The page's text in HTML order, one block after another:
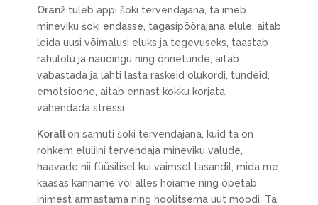
Oranžtuleb appi šoki tervendajana, ta imeb
mineviku šoki endasse, tagasipöörajana elule, aitab
leida uusi võimalusi eluks ja tegevuseks, taastab
rahulolu ja naudingu ning õnnetunde, aitab
vabastada ja lahti lasta raskeid olukordi, tundeid,
emotsioone, aitab ennast kokku korjata,
vähendada stressi.
Korall on samuti šoki tervendajana, kuid ta on
rohkem eluliini tervendaja mineviku valude,
haavade nii füüsilisel kui vaimsel tasandil, mida me
kaasas kanname või alles hoiame ning õpetab
inimest armastama ning hoolitsema uut moodi. Ta